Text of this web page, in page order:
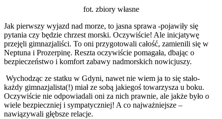
fot. zbiory własne
Jak pierwszy wyjazd nad morze, to jasna sprawa -pojawiły się
pytania czy będzie chrzest morski. Oczywiście! Ale inicjatywę
przejęli gimnazjaliści. To oni przygotowali całość, zamienili się w
Neptuna i Prozerpinę. Reszta oczywiście pomagała, dbając o
bezpieczeństwo i komfort zabawy nadmorskich nowicjuszy.
Wychodząc ze statku w Gdyni, nawet nie wiem ja to się stało-
każdy gimnazjalista(!) miał ze sobą jakiegoś towarzysza u boku.
Oczywiście nie odpowiadali oni za nich prawnie, ale jakże było o
wiele bezpieczniej i sympatyczniej! A co najważniejsze –
nawiązywali głębsze relacje.